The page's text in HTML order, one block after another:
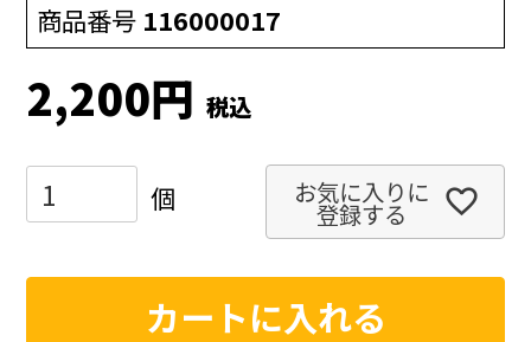
商品番号 116000017
2,200 税込
お気に入りに
登録する
カートに入れる